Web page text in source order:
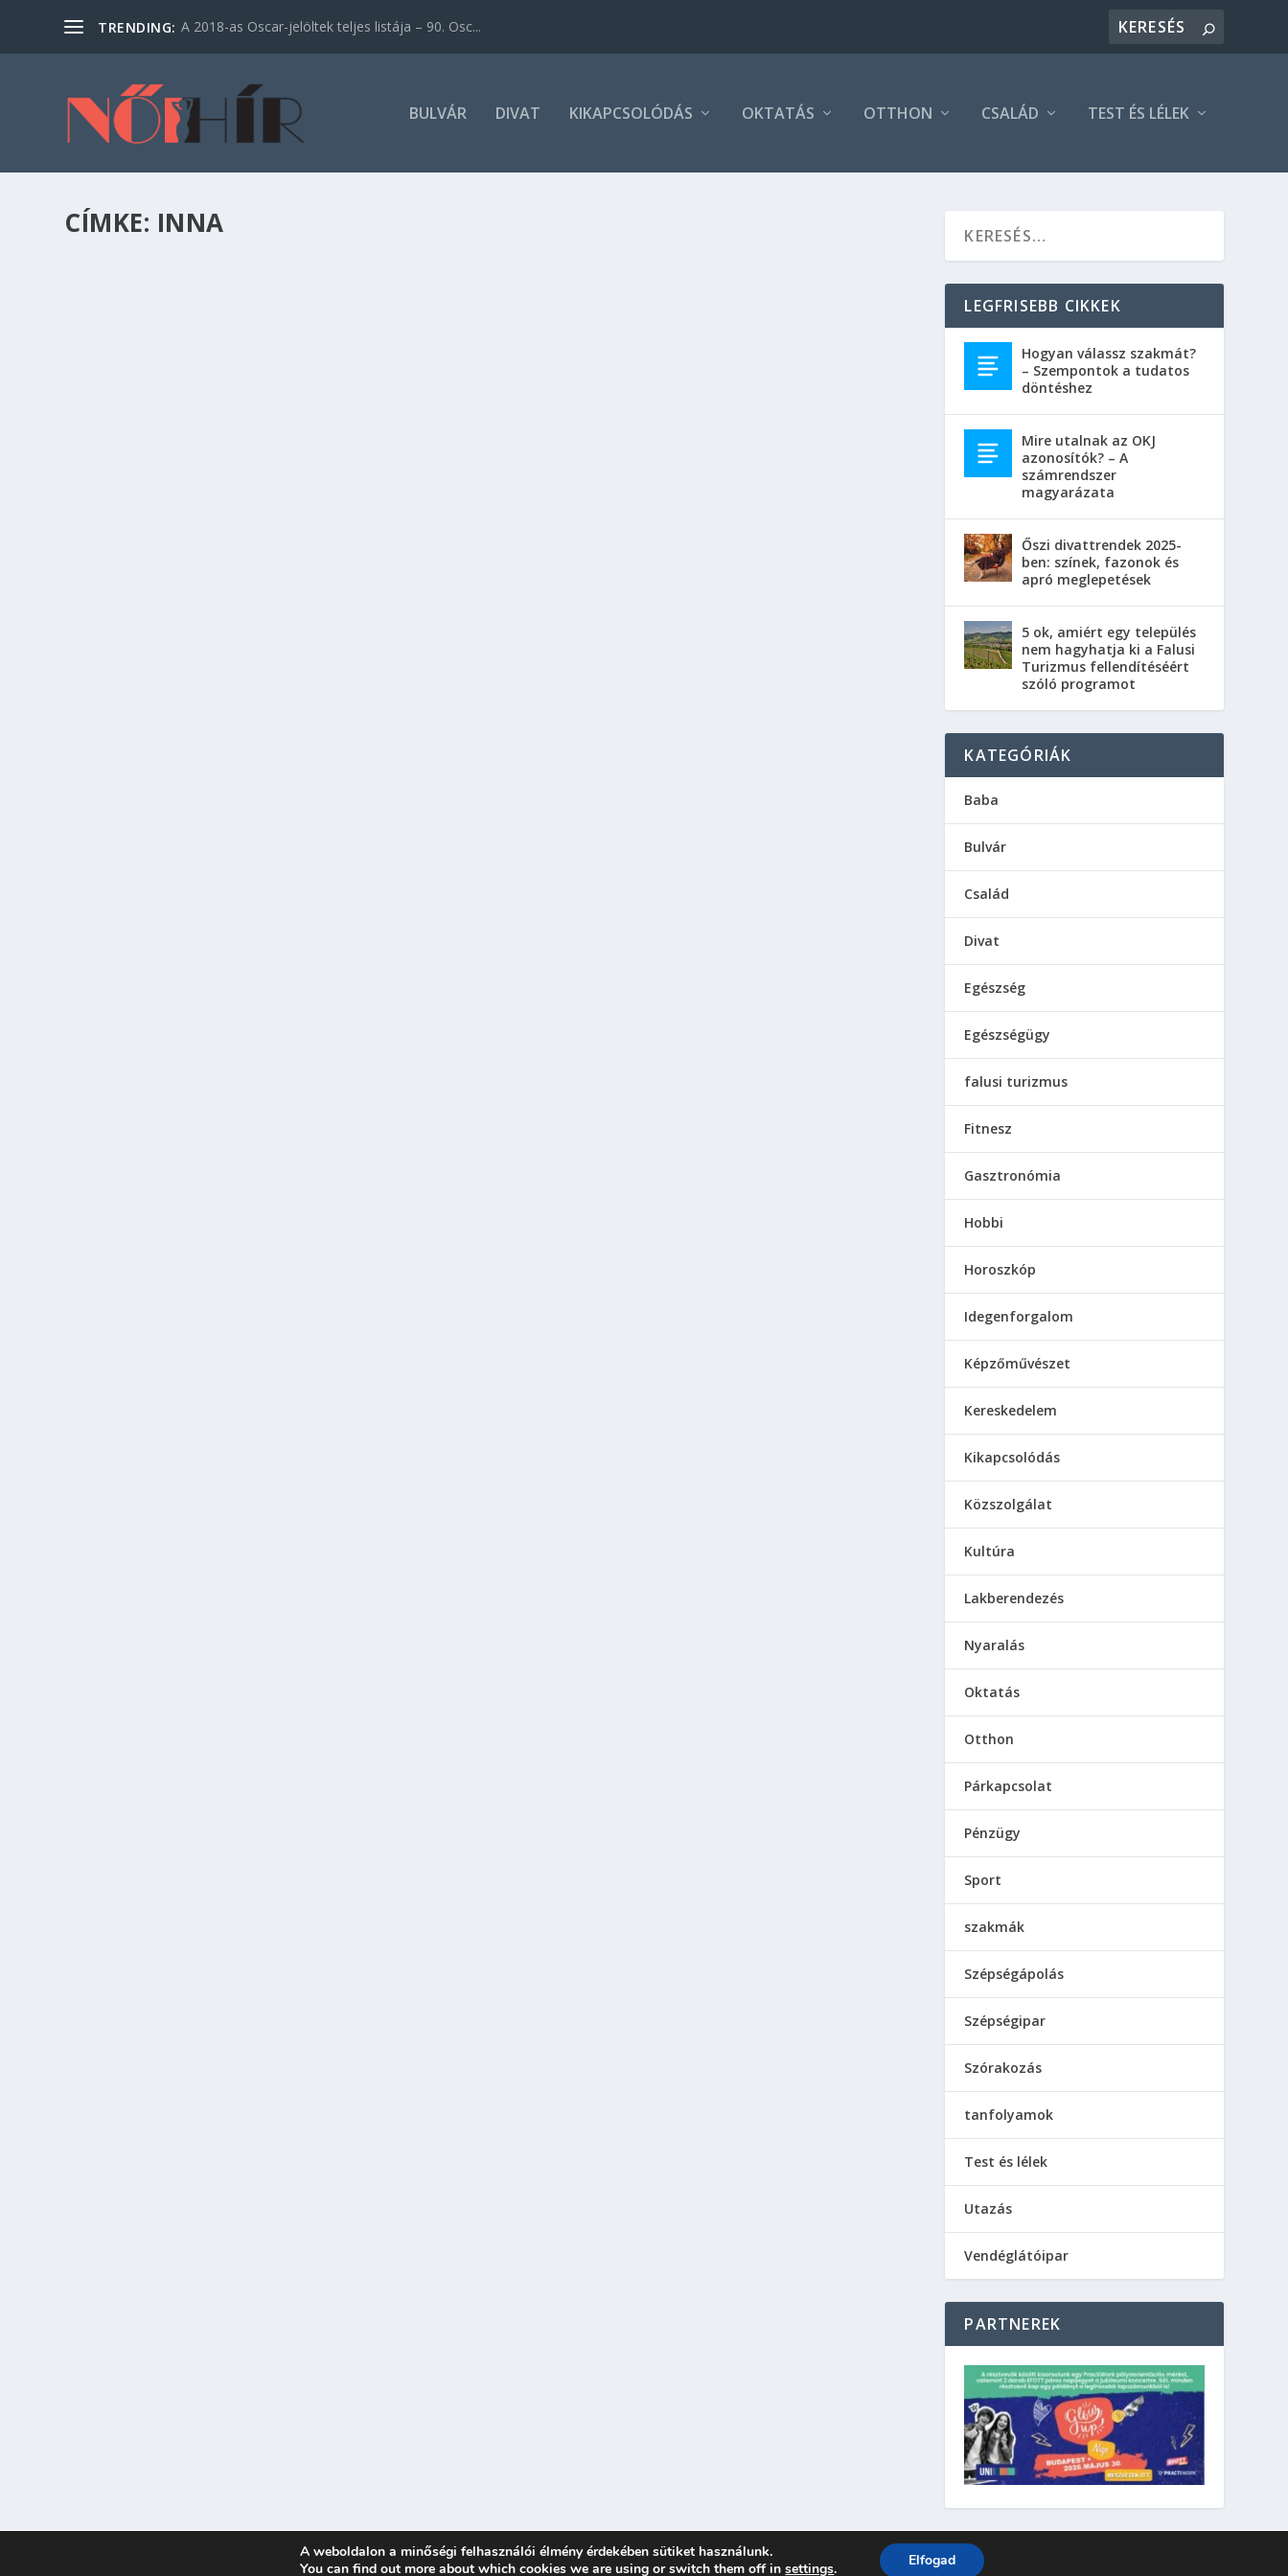
TRENDING: A 2018-as Oscar-jelöltek teljes listája – 90. Osc...
BULVÁR DIVAT KIKAPCSOLÓDÁS OKTATÁS OTTHON CSALÁD TEST ÉS LÉLEK
CÍMKE: INNA
LEGFRISEBB CIKKEK
Hogyan válassz szakmát?
– Szempontok a tudatos
döntéshez
Mire utalnak az OKJ
azonosítók? – A
számrendszer
magyarázata
Őszi divattrendek 2025-
ben: színek, fazonok és
apró meglepetések
5 ok, amiért egy település
nem hagyhatja ki a Falusi
Turizmus fellendítéséért
szóló programot
KATEGÓRIÁK
Baba
Bulvár
Család
Divat
Egészség
Egészségügy
falusi turizmus
Fitnesz
Gasztronómia
Hobbi
Horoszkóp
Idegenforgalom
Képzőművészet
Kereskedelem
Kikapcsolódás
Közszolgálat
Kultúra
Lakberendezés
Nyaralás
Oktatás
Otthon
Párkapcsolat
Pénzügy
Sport
szakmák
Szépségápolás
Szépségipar
Szórakozás
tanfolyamok
Test és lélek
Utazás
Vendéglátóipar
PARTNEREK
| Üzemeltető: WordPress
A weboldalon a minőségi felhasználói élmény érdekében sütiket használunk.
You can find out more about which cookies we are using or switch them off insettings. Elfogad